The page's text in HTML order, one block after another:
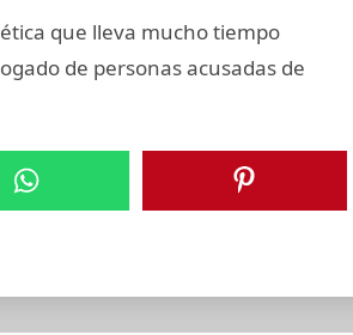
que lleva mucho tiempo
de personas acusadas de